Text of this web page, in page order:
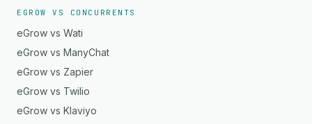
EGROW VS CONCURRENTS
eGrow vs Wati
eGrow vs ManyChat
eGrow vs Zapier
eGrow vs Twilio
eGrow vs Klaviyo